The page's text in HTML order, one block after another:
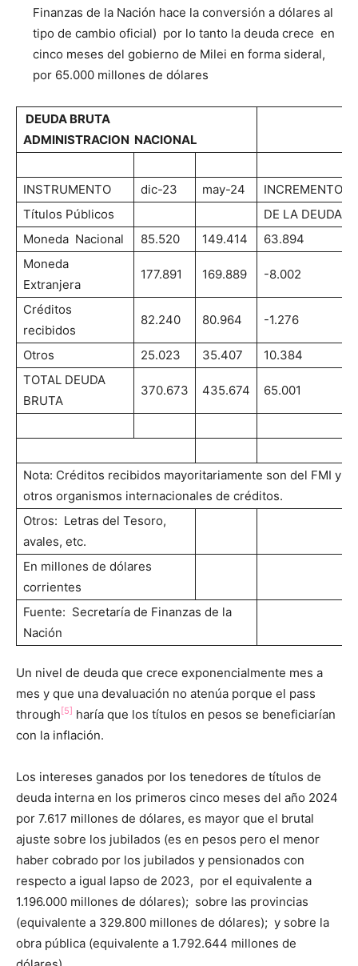
Finanzas de la Nación hace la conversión a dólares al
tipo de cambio oficial) por lo tanto la deuda crece en
cinco meses del gobierno de Milei en forma sideral,
por 65.000 millones de dólares
DEUDA BRUTA
ADMINISTRACION NACIONAL
INSTRUMENTO dic-23 may-24
INCREMENTO
Títulos Públicos
DE LA DEUDA
Moneda Nacional
85.520 149.414
63.894
Moneda
Extranjera
177.891 169.889 -8.002
Créditos
recibidos
82.240 80.964 -1.276
Otros 25.023 35.407
10.384
TOTAL DEUDA
BRUTA
370.673 435.674 65.001
Nota: Créditos recibidos mayoritariamente son del FMI y
otros organismos internacionales de créditos.
Otros: Letras del Tesoro,
avales, etc.
En millones de dólares
corrientes
Fuente: Secretaría de Finanzas de la
Nación
Un nivel de deuda que crece exponencialmente mes a
mes y que una devaluación no atenúa porque el pass
through[5] haría que los títulos en pesos se beneficiarían
con la inflación.
Los intereses ganados por los tenedores de títulos de
deuda interna en los primeros cinco meses del año 2024
por 7.617 millones de dólares, es mayor que el brutal
ajuste sobre los jubilados (es en pesos pero el menor
haber cobrado por los jubilados y pensionados con
respecto a igual lapso de 2023, por el equivalente a
1.196.000 millones de dólares); sobre las provincias
(equivalente a 329.800 millones de dólares); y sobre la
obra pública (equivalente a 1.792.644 millones de